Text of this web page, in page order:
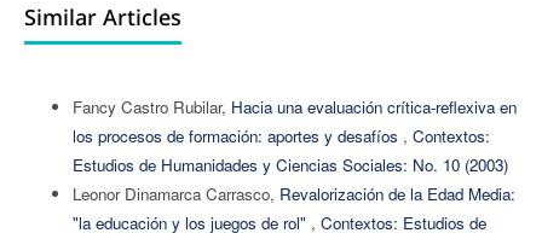
Similar Articles
Fancy Castro Rubilar, Hacia una evaluación crítica-reflexiva en
los procesos de formación: aportes y desafíos , Contextos:
Estudios de Humanidades y Ciencias Sociales: No. 10 (2003)
Leonor Dinamarca Carrasco, Revalorización de la Edad Media:
"la educación y los juegos de rol" , Contextos: Estudios de